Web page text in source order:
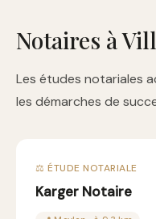
Notaires à
Les études notariales
les démarches de
⚖️ ÉTUDE NOTARIALE
Karger Notaire